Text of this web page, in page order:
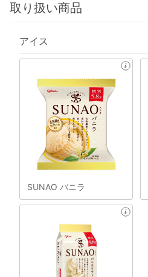
取り扱い商品
アイス
SUNAO バニラ